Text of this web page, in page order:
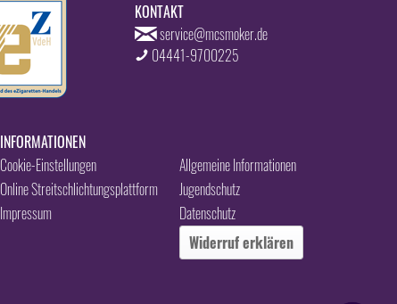
KONTAKT
service@mcsmoker.de
04441-9700225
INFORMATIONEN
Allgemeine Informationen
Cookie-Einstellungen
Jugendschutz
Online Streitschlichtungsplattform
Datenschutz
Impressum
Widerruf erklären